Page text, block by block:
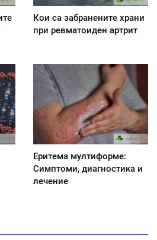
Кои са забранените храни
при ревматоиден артрит
Еритема мултиформе:
Симптоми, диагностика и
лечение